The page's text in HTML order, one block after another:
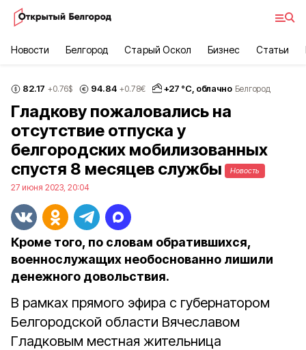
Новости Белгород Старый Оскол Бизнес Статьи
82.17 +0.76$ 94.84 +0.78€ +27 °С, облачно Белгород
Гладкову пожаловались на
отсутствие отпуска у
белгородских мобилизованных
спустя 8 месяцев службы
Новость
27 июня 2023, 20:04
Кроме того, по словам обратившихся,
военнослужащих необоснованно лишили
денежного довольствия.
В рамках прямого эфира с губернатором
Белгородской области Вячеславом
Гладковым местная жительница